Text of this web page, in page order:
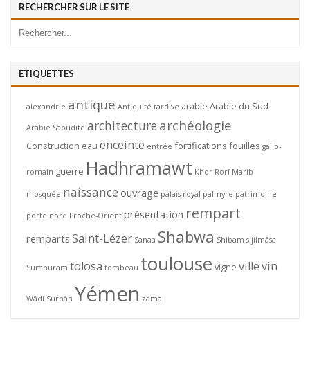
RECHERCHER SUR LE SITE
ÉTIQUETTES
alexandrie antique Antiquité tardive arabie Arabie du Sud
Arabie Saoudite architecture archéologie
Construction eau enceinte entrée fortifications fouilles gallo-
romain guerre Hadhramawt Khor Rorî Marib
mosquée naissance ouvrage palais royal palmyre patrimoine
porte nord Proche-Orient présentation rempart
remparts Saint-Lézer Sanaa Shabwa Shibam sijilmâsa
Sumhuram tolosa tombeau toulouse vigne villevin
Wâdi Surbân Yémen zama